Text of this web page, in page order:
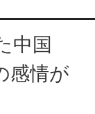
中国
感情が